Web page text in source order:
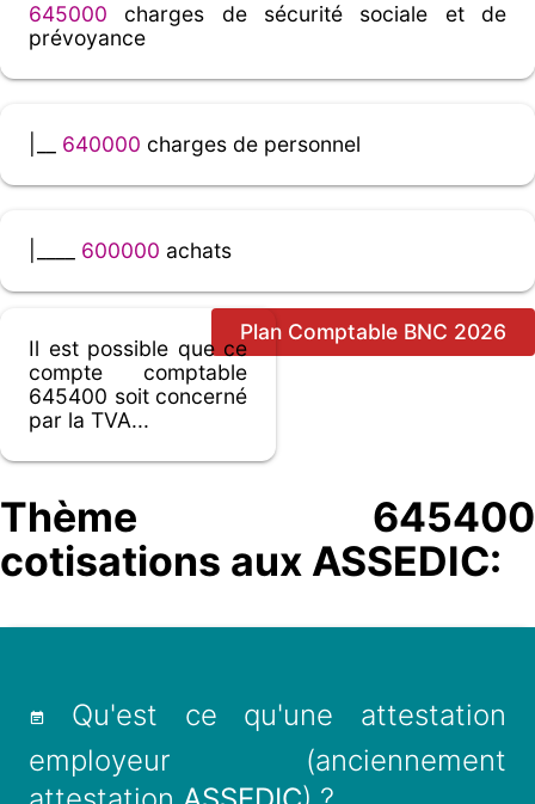
645000 charges de sécurité sociale et de
prévoyance
640000 charges de personnel
600000 achats
Plan Comptable BNC 2026
Il est possible que ce
compte comptable
645400 soit concerné
par la TVA...
Thème 645400
cotisations aux ASSEDIC:
Qu'est ce qu'une attestation
employeur (anciennement